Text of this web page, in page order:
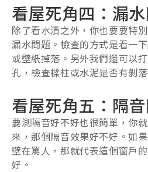
看屋死角四：漏
除了看水漬之外，你也要要特
漏水問題。檢查的方式是看一
或壁紙掉落。另外我們還可以
孔，檢查樑柱或水泥是否有剝落
看屋死角五：隔
要測隔音好不好也很簡單，你
來，那個隔音效果好不好。如
壁在罵人，那就代表這個窗戶
好。